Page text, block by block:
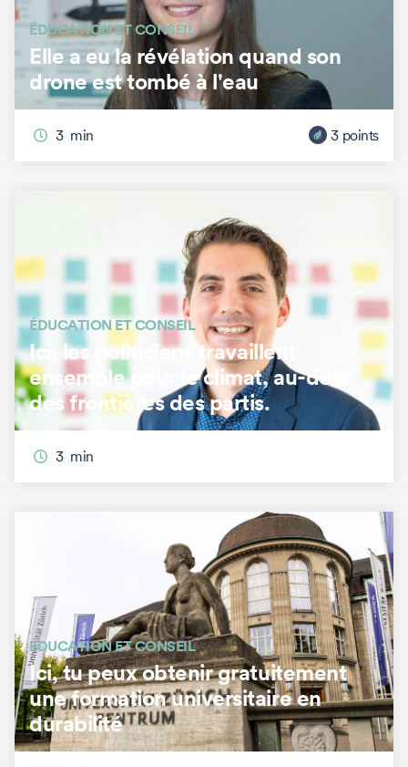
ÉDUCATION ET CONSEIL
Elle a eu la révélation quand son
drone est tombé à l'eau
3 min 3 points
ÉDUCATION ET CONSEIL
Ici, les politiciens travaillent
ensemble pour le climat, au-delà
des frontières des partis.
3 min
ÉDUCATION ET CONSEIL
Ici, tu peux obtenir gratuitement
une formation universitaire en
durabilité